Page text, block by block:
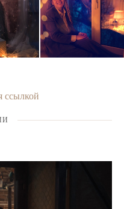
ссылкой